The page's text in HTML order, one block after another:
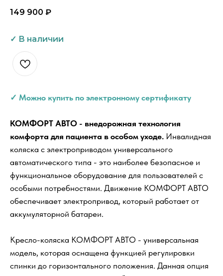
149 900 ₽
✓ Можно купить по электронному сертификату
КОМФОРТ АВТО - внедорожная технология
комфорта для пациента в особом уходе. Инвалидная
коляска с электроприводом универсального
автоматического типа - это наиболее безопасное и
функциональное оборудование для пользователей с
особыми потребностями. Движение КОМФОРТ АВТО
обеспечивает электропривод, который работает от
аккумуляторной батареи.
Кресло-коляска КОМФОРТ АВТО - универсальная
модель, которая оснащена функцией регулировки
спинки до горизонтального положения. Данная опция